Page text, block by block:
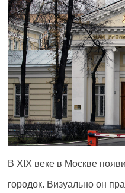
В XIX веке в Москве
городок. Визуально он